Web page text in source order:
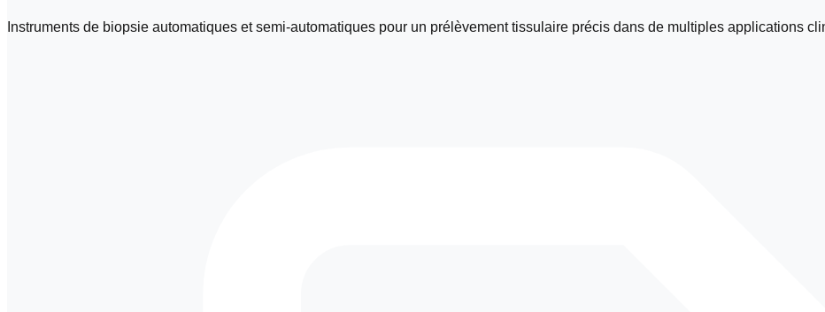
Instruments de biopsie automatiques et semi-automatiques pour un prélèvement tissulaire précis dans de multiples applications